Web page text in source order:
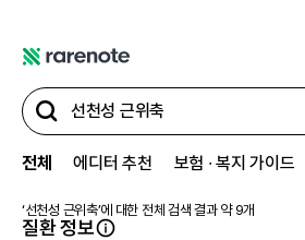
어
노
트
전체 에디터 추천 보험 ∙ 복지 가이드
‘선천성 근위축’에 대한 전체 검색 결과 약 9개
질환 정보